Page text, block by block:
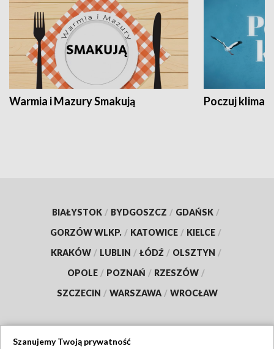
Warmia i Mazury Smakują Poczuj klimat
BIAŁYSTOK / BYDGOSZCZ / GDAŃSK /
GORZÓW WLKP. / KATOWICE / KIELCE /
KRAKÓW / LUBLIN / ŁÓDŹ / OLSZTYN /
OPOLE / POZNAŃ / RZESZÓW /
SZCZECIN / WARSZAWA / WROCŁAW
Szanujemy Twoją prywatność